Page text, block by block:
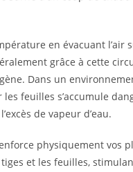
en évacuant
grâce à cette
Dans un
feuilles s’accumule
de vapeur d’eau.
physiquement vos
et les feuilles,